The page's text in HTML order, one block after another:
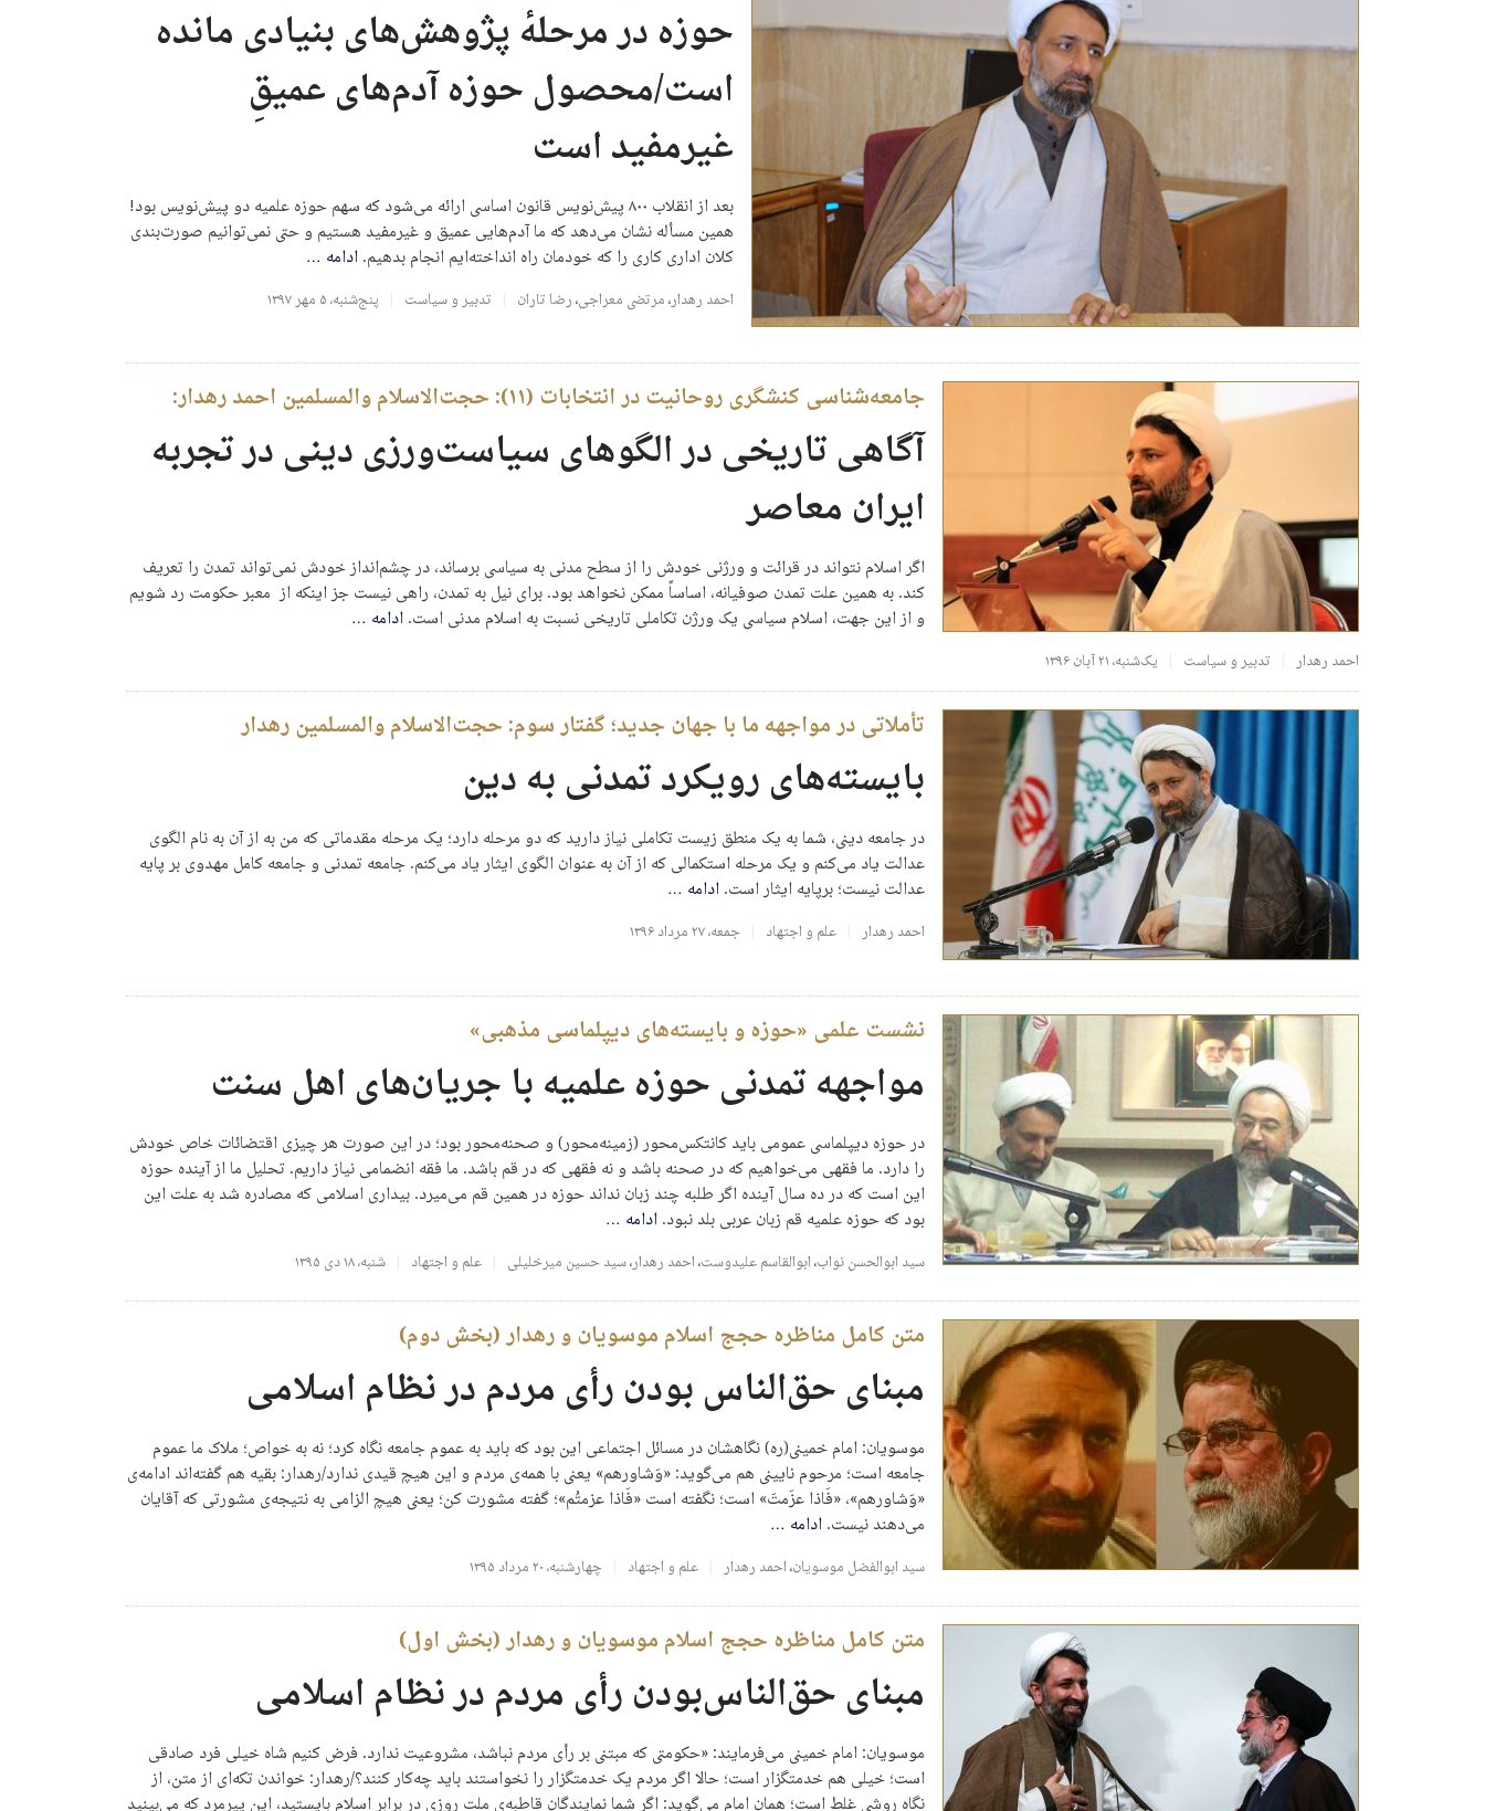
حوزه در مرحلهٔ پژوهش‌های بنیادی مانده
است/محصول حوزه آدم‌های عمیقِ
غیرمفید است
بعد از انقلاب ۸۰۰ پیش‌نویس قانون اساسی ارائه می‌شود که سهم حوزه علمیه دو پیش‌نویس بود!
همین مسأله نشان می‌دهد که ما آدم‌هایی عمیق و غیرمفید هستیم و حتی نمی‌توانیم صورت‌بندی
کلان اداری کاری را که خودمان راه انداخته‌ایم انجام بدهیم.ادامه …
احمد رهدار،مرتضی معراجی،رضا تاران تدبیر و سیاست پنج‌شنبه، ۵ مهر ۱۳۹۷
جامعه‌شناسی کنشگری روحانیت در انتخابات (۱۱): حجت‌الاسلام والمسلمین احمد رهدار:
آگاهی تاریخی در الگوهای سیاست‌ورزی دینی در تجربه
ایران معاصر
اگر اسلام نتواند در قرائت و ورژنی خودش را از سطح مدنی به سیاسی برساند، در چشم‌انداز خودش نمی‌تواند تمدن را تعریف
کند. به همین علت تمدن صوفیانه، اساساً ممکن نخواهد بود. برای نیل به تمدن، راهی نیست جز اینکه از معبر حکومت رد شویم
و از این جهت، اسلام سیاسی یک ورژن تکاملی تاریخی نسبت به اسلام مدنی است.ادامه …
احمد رهدار تدبیر و سیاست یک‌شنبه، ۲۱ آبان ۱۳۹۶
تأملاتی در مواجهه ما با جهان جدید؛ گفتار سوم: حجت‌الاسلام والمسلمین رهدار
بایسته‌های رویکرد تمدنی به دین
در جامعه دینی، شما به یک منطق زیست تکاملی نیاز دارید که دو مرحله دارد؛ یک مرحله مقدماتی که من به از آن به نام الگوی
عدالت یاد می‌کنم و یک مرحله استکمالی که از آن به عنوان الگوی ایثار یاد می‌کنم. جامعه تمدنی و جامعه کامل مهدوی بر پایه
عدالت نیست؛ برپایه ایثار است.ادامه …
احمد رهدار علم و اجتهاد جمعه، ۲۷ مرداد ۱۳۹۶
نشست علمی «حوزه و بایسته‌های دیپلماسی مذهبی»
مواجهه تمدنی حوزه علمیه با جریان‌های اهل سنت
در حوزه دیپلماسی عمومی باید کانتکس‌محور (زمینه‌محور) و صحنه‌محور بود؛ در این صورت هر چیزی اقتضائات خاص خودش
را دارد. ما فقهی می‌خواهیم که در صحنه باشد و نه فقهی که در قم باشد. ما فقه انضمامی نیاز داریم. تحلیل ما از آینده حوزه
این است که در ده سال آینده اگر طلبه چند زبان نداند حوزه در همین قم می‌میرد. بیداری اسلامی که مصادره شد به علت این
بود که حوزه علمیه قم زبان عربی بلد نبود.ادامه …
سید ابوالحسن نواب،ابوالقاسم علیدوست،احمد رهدار،سید حسین میرخلیلی علم و اجتهاد شنبه، ۱۸ دی ۱۳۹۵
متن کامل مناظره حجج اسلام موسویان و رهدار (بخش دوم)
مبنای حق‌الناس بودن رأی مردم در نظام اسلامی
موسویان: امام خمینی(ره) نگاهشان در مسائل اجتماعی این بود که باید به عموم جامعه نگاه کرد؛ نه به خواص؛ ملاک ما عموم
جامعه است؛ مرحوم نایینی هم می‌گوید: «وَشاورهم» یعنی با همه‌ی مردم و این هیچ قیدی ندارد/رهدار: بقیه هم گفته‌‌اند ادامه‌ی
«وَشاورهم»، «فَاذا عزَمتَ» است؛ نگفته است «فَاذا عزمتُم»؛ گفته مشورت کن؛ یعنی هیچ الزامی به نتیجه‌ی مشورتی که آقایان
می‌دهند نیست.ادامه …
سید ابوالفضل موسویان،احمد رهدار علم و اجتهاد چهارشنبه، ۲۰ مرداد ۱۳۹۵
متن کامل مناظره حجج اسلام موسویان و رهدار (بخش اول)
مبنای حق‌الناس‌بودن رأی مردم در نظام اسلامی
موسویان: امام خمینی می‌فرمایند: «حکومتی که مبتنی بر رأی مردم نباشد، مشروعیت ندارد. فرض کنیم شاه خیلی فرد صادقی
است؛ خیلی هم خدمتگزار است؛ حالا اگر مردم یک خدمتگزار را نخواستند باید چه‌کار کنند؟/رهدار: خواندن تکه‌ای از متن، از